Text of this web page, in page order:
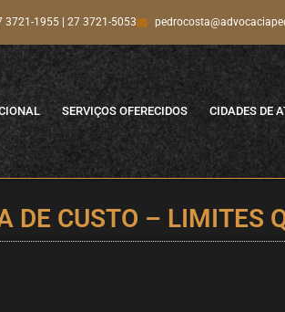
3721-1955 | 27 3721-5053
SERVIÇOS OFERECIDOS CIDADES DE
DE CUSTO – LIMITES